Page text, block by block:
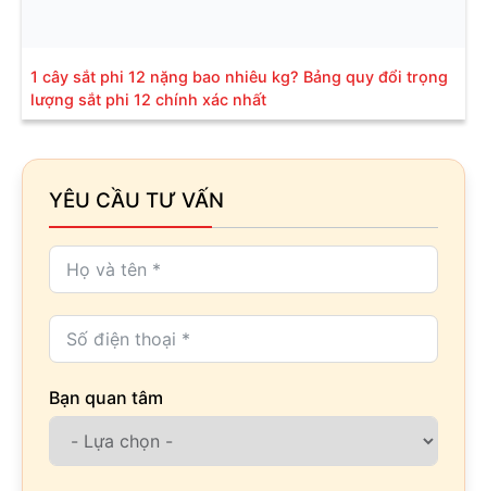
1 cây sắt phi 12 nặng bao nhiêu kg? Bảng quy đổi trọng
lượng sắt phi 12 chính xác nhất
YÊU CẦU TƯ VẤN
Bạn quan tâm